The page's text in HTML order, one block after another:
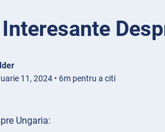
11, 2024 • 6m pentru a citi
Ungaria: